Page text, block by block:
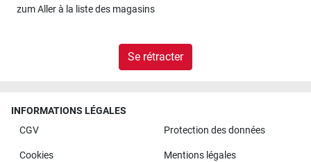
zumAller à la liste des magasins
Se rétracter
INFORMATIONS LÉGALES
CGV
Protection des données
Cookies Mentions légales